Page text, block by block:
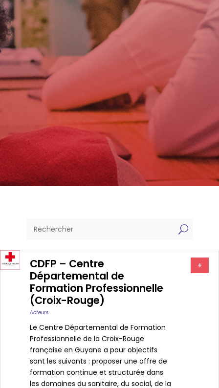
U
CDFP – Centre
Départemental de
Formation Professionnelle
(Croix-Rouge)
Acteurs
Le Centre Départemental de Formation
Professionnelle de la Croix-Rouge
française en Guyane a pour objectifs
sont les suivants : proposer une offre de
formation continue et structurée dans
les domaines du sanitaire, du social, de la
+